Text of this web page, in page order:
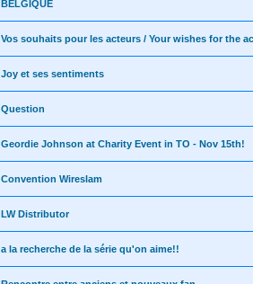
BELGIQUE
Vos souhaits pour les acteurs / Your wishes for the
Joy et ses sentiments
Question
Geordie Johnson at Charity Event in TO - Nov 15th!
Convention Wireslam
LW Distributor
a la recherche de la série qu'on aime!!